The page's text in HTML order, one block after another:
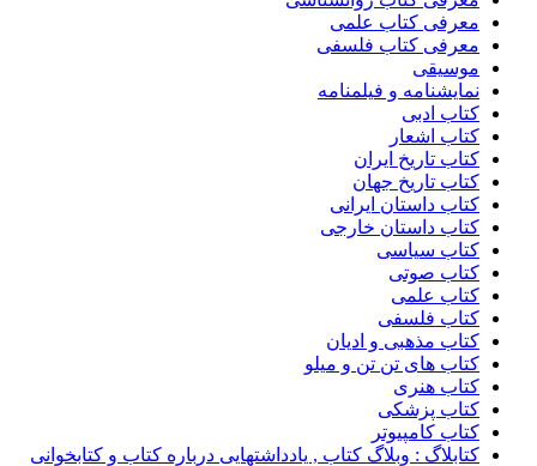
معرفی کتاب علمی
معرفی کتاب فلسفی
موسیقی
نمایشنامه و فیلمنامه
کتاب ادبی
کتاب اشعار
کتاب تاریخ ایران
کتاب تاریخ جهان
کتاب داستان ایرانی
کتاب داستان خارجی
کتاب سیاسی
کتاب صوتی
کتاب علمی
کتاب فلسفی
کتاب مذهبی و ادیان
کتاب های تن تن و میلو
کتاب هنری
کتاب پزشکی
کتاب کامپیوتر
کتابلاگ : وبلاگ کتاب , یادداشتهایی درباره کتاب و کتابخوانی